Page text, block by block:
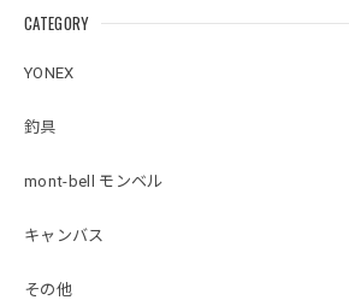
CATEGORY
YONEX
釣具
mont-bell モンベル
キャンバス
その他
料】
【シマエナガのか